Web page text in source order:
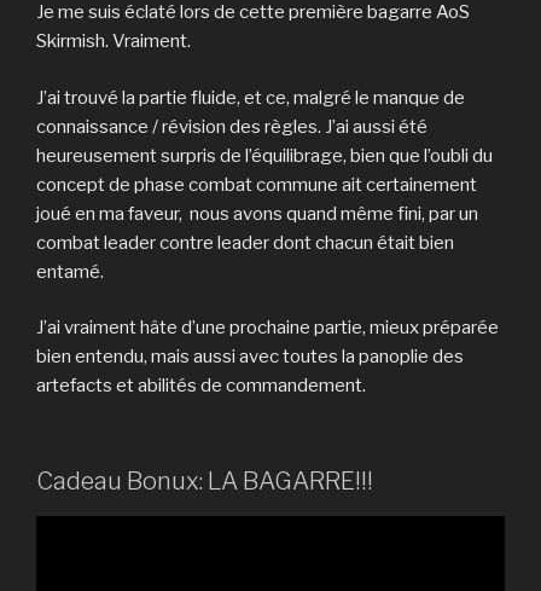
Je me suis éclaté lors de cette première bagarre AoS
Skirmish. Vraiment.
J’ai trouvé la partie fluide, et ce, malgré le manque de
connaissance / révision des règles. J’ai aussi été
heureusement surpris de l’équilibrage, bien que l’oubli du
concept de phase combat commune ait certainement
joué en ma faveur, nous avons quand même fini, par un
combat leader contre leader dont chacun était bien
entamé.
J’ai vraiment hâte d’une prochaine partie, mieux préparée
bien entendu, mais aussi avec toutes la panoplie des
artefacts et abilités de commandement.
Cadeau Bonux: LA BAGARRE!!!